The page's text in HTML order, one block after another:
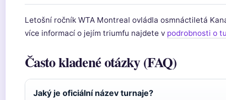
Letošní ročník WTA Montreal ovládla osmnáctiletá
více informací o jejím triumfu najdete v podrobnosti o
Často kladené otázky (FAQ)
Jaký je oficiální název turnaje?